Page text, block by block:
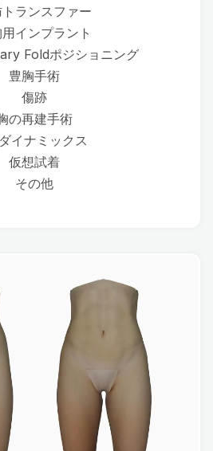
トランスファー
インプラント
Foldポジショニング
豊胸手術
傷跡
の再建手術
イナミックス
仮想試着
その他